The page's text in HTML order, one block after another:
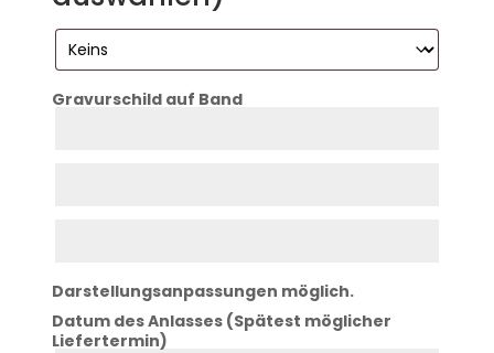
Gravurschild auf Band
Darstellungsanpassungen möglich.
Datum des Anlasses (Spätest möglicher
Liefertermin)